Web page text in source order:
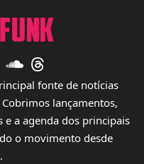
fonte de notícias
lançamentos,
e a agenda dos principais
o movimento desde